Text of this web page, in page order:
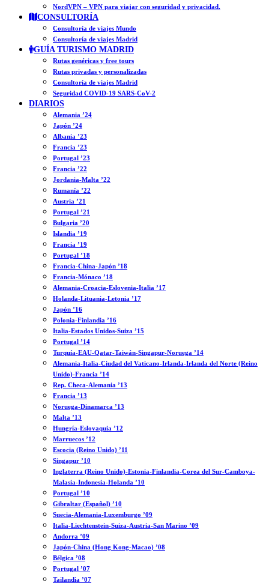
NordVPN – VPN para viajar con seguridad y privacidad.
CONSULTORÍA
Consultoría de viajes Mundo
Consultoría de viajes Madrid
GUÍA TURISMO MADRID
Rutas genéricas y free tours
Rutas privadas y personalizadas
Consultoría de viajes Madrid
Seguridad COVID-19 SARS-CoV-2
DIARIOS
Alemania ’24
Japón ’24
Albania ’23
Francia ’23
Portugal ’23
Francia ’22
Jordania-Malta ’22
Rumanía ’22
Austria ’21
Portugal ’21
Bulgaria ’20
Islandia ’19
Francia ’19
Portugal ’18
Francia-China-Japón ’18
Francia-Mónaco ’18
Alemania-Croacia-Eslovenia-Italia ’17
Holanda-Lituania-Letonia ’17
Japón ’16
Polonia-Finlandia ’16
Italia-Estados Unidos-Suiza ’15
Portugal ’14
Turquía-EAU-Qatar-Taiwán-Singapur-Noruega ’14
Alemania-Italia-Ciudad del Vaticano-Irlanda-Irlanda del Norte (Reino
Unido)-Francia ’14
Rep. Checa-Alemania ’13
Francia ’13
Noruega-Dinamarca ’13
Malta ’13
Hungría-Eslovaquia ’12
Marruecos ’12
Escocia (Reino Unido) ’11
Singapur ’10
Inglaterra (Reino Unido)-Estonia-Finlandia-Corea del Sur-Camboya-
Malasia-Indonesia-Holanda ’10
Portugal ’10
Gibraltar (Español) ’10
Suecia-Alemania-Luxemburgo ’09
Italia-Liechtenstein-Suiza-Austria-San Marino ’09
Andorra ’09
Japón-China (Hong Kong-Macao) ’08
Bélgica ’08
Portugal ’07
Tailandia ’07